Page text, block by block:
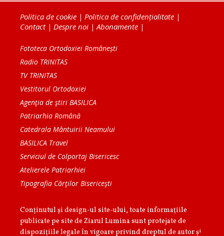
Politica de cookie | Politica de confidențialitate |
Contact| Despre noi |Abonamente |
Fototeca Ortodoxiei Românești
Radio TRINITAS
TV TRINITAS
Vestitorul Ortodoxiei
Agenţia de ştiri BASILICA
Patriarhia Română
Catedrala Mântuirii Neamului
BASILICA Travel
Serviciul de Colportaj Bisericesc
Atelierele Patriarhiei
Tipografia Cărţilor Bisericeşti
Conținutul și design-ul site-ului, toate informaţiile
publicate pe site de Ziarul Lumina sunt protejate de
dispoziţiile legale în vigoare privind dreptul de autor şi